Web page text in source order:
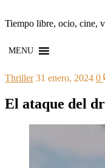
Tiempo libre, ocio, cine,
MENU
Thriller 31 enero, 2024 0
El ataque del